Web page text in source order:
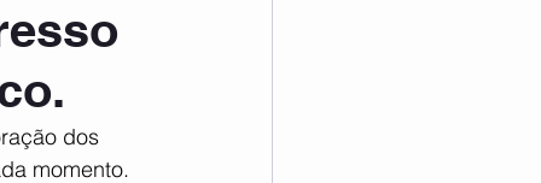
dos
momento.